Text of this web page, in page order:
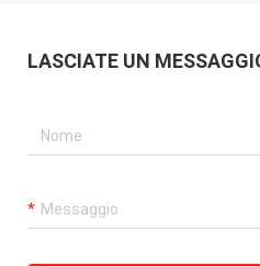
LASCIATE UN